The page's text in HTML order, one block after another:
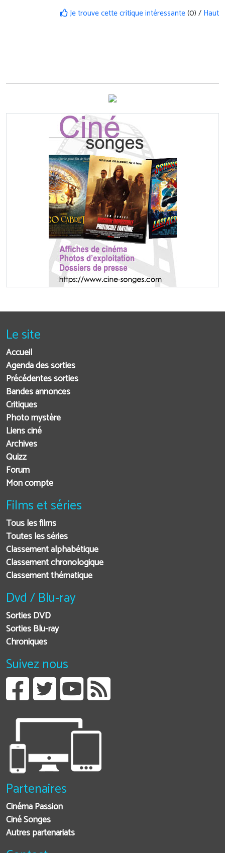
Je trouve cette critique intéressante(0) / Haut
Le site
Accueil
Agenda des sorties
Précédentes sorties
Bandes annonces
Critiques
Photo mystère
Liens ciné
Archives
Quizz
Forum
Mon compte
Films et séries
Tous les films
Toutes les séries
Classement alphabétique
Classement chronologique
Classement thématique
Dvd / Blu-ray
Sorties DVD
Sorties Blu-ray
Chroniques
Suivez nous
Partenaires
Cinéma Passion
Ciné Songes
Autres partenariats